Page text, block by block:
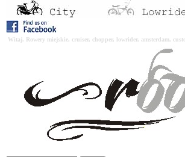
Witaj. Rowery miejskie, cruiser, chopper, lowrider, amsterdam,